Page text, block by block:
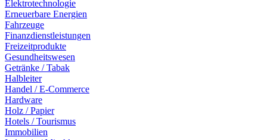
Elektrotechnologie
Erneuerbare Energien
Fahrzeuge
Finanzdienstleistungen
Freizeitprodukte
Gesundheitswesen
Getränke / Tabak
Halbleiter
Handel / E-Commerce
Hardware
Holz / Papier
Hotels / Tourismus
Immobilien